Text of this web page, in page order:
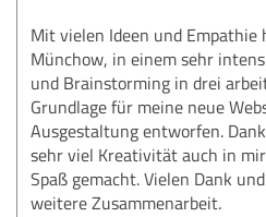
Mit vielen Ideen und Empathie
Münchow, in einem sehr
und Brainstorming in drei
Grundlage für meine neue
Ausgestaltung entworfen.
sehr viel Kreativität auch in
Spaß gemacht. Vielen Dank
weitere Zusammenarbeit.